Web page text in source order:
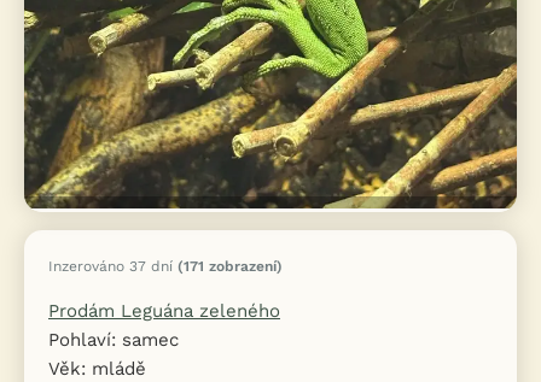
Inzerováno 37 dní (171 zobrazení)
Prodám Leguána zeleného
Pohlaví: samec
Věk: mládě